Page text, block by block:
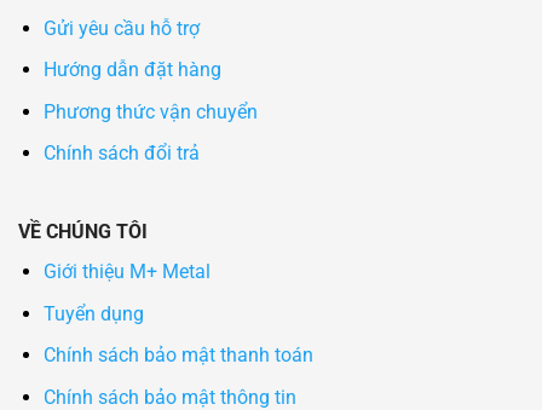
Gửi yêu cầu hỗ trợ
Hướng dẫn đặt hàng
Phương thức vận chuyển
Chính sách đổi trả
VỀ CHÚNG TÔI
Giới thiệu M+ Metal
Tuyển dụng
Chính sách bảo mật thanh toán
Chính sách bảo mật thông tin